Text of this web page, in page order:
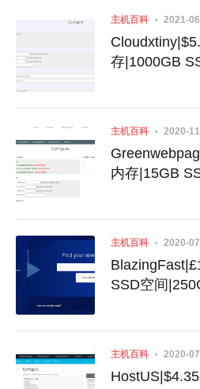
主机百科 2021-
存|1000GB
主机百科 2020-
内存|15GB
主机百科 2020-
SSD空间
主机百科 2020-